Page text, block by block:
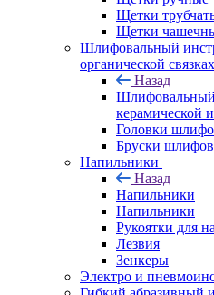
Щетки
Щетки
Шлифовальный
органической связках
Назад
Шлифовальный
керамической
Головки
Бруски
Напильники
Назад
Напильники
Напильники
Рукоятки для
Лезвия
Зенкеры
Электро и